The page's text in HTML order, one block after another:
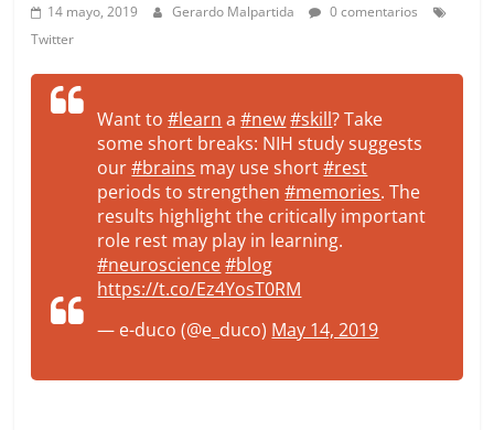
14 mayo, 2019 Gerardo Malpartida
0 comentarios
Twitter
Want to#learn a#new #skill? Take
some short breaks: NIH study suggests
our#brains may use short#rest
periods to strengthen#memories. The
results highlight the critically important
role rest may play in learning.
#neuroscience #blog
https://t.co/Ez4YosT0RM
— e-duco (@e_duco) May 14, 2019